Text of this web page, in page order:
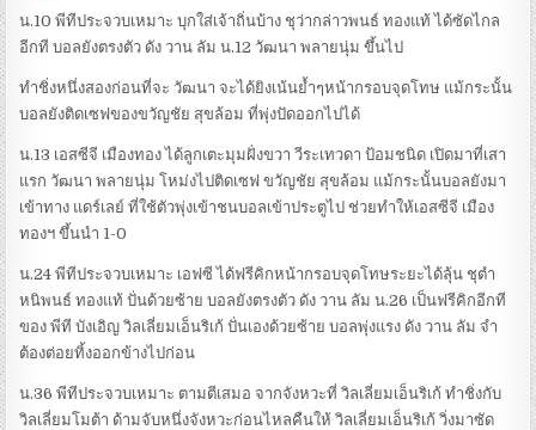
น.10 พีทีประจวบเหมาะ บุกใส่เจ้าถิ่นบ้าง ชุว่ากล่าวพนธ์ ทองแท้ ได้ซัดไกล
อีกที บอลยังตรงตัว ดัง วาน ลัม น.12 วัฒนา พลายนุ่ม ขึ้นไป
ทำชิ่งหนึ่งสองก่อนที่จะ วัฒนา จะได้ยิงเน้นย้ำๆหน้ากรอบจุดโทษ แม้กระนั้น
บอลยังติดเซฟของขวัญชัย สุขล้อม ที่พุ่งปัดออกไปได้
น.13 เอสซีจี เมืองทอง ได้ลูกเตะมุมฝั่งขวา วีระเทวดา ป้อมชนิด เปิดมาที่เสา
แรก วัฒนา พลายนุ่ม โหม่งไปติดเซฟ ขวัญชัย สุขล้อม แม้กระนั้นบอลยังมา
เข้าทาง แดร์เลย์ ที่ใช้ตัวพุ่งเข้าชนบอลเข้าประตูไป ช่วยทำให้เอสซีจี เมือง
ทองฯ ขึ้นนำ 1-0
น.24 พีทีประจวบเหมาะ เอฟซี ได้ฟรีคิกหน้ากรอบจุดโทษระยะได้ลุ้น ชุตำ
หนิพนธ์ ทองแท้ ปั่นด้วยซ้าย บอลยังตรงตัว ดัง วาน ลัม น.26 เป็นฟรีคิกอีกที
ของ พีที บังเอิญ วิลเลี่ยมเอ็นริเก้ ปั่นเองด้วยซ้าย บอลพุ่งแรง ดัง วาน ลัม จำ
ต้องต่อยทิ้งออกข้างไปก่อน
น.36 พีทีประจวบเหมาะ ตามตีเสมอ จากจังหวะที่ วิลเลี่ยมเอ็นริเก้ ทำชิ่งกับ
วิลเลี่ยมโมต้า ด้ามจับหนึ่งจังหวะก่อนไหลคืนให้ วิลเลี่ยมเอ็นริเก้ วิ่งมาซัด